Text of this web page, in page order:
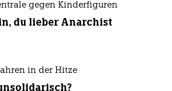
gegen Kinderfiguren
du lieber Anarchist
in der Hitze